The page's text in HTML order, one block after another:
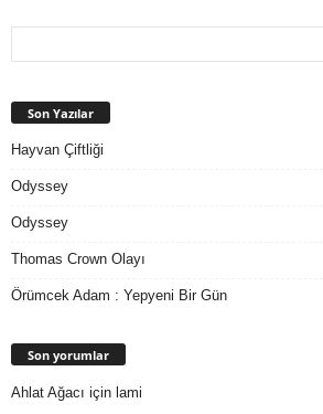
Son Yazılar
Hayvan Çiftliği
Odyssey
Odyssey
Thomas Crown Olayı
Örümcek Adam : Yepyeni Bir Gün
Son yorumlar
Ahlat Ağacı için lami